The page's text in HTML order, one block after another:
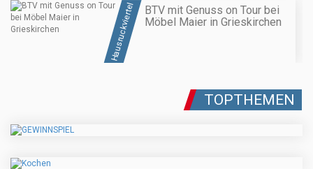
Hausruckviertel
BTV mit Genuss on Tour bei
Möbel Maier in Grieskirchen
TOPTHEMEN